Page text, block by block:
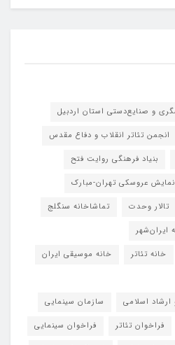
و صنایع‌دستی استان اردبیل
انجمن تئاتر انقلاب و دفاع مقدس
بنیاد فرهنگی روایت فتح
عروسکی تهران-مبارک
تالار وحدت
تماشاخانه سنگلج
ایران‌شهر
خانه تئاتر
خانه موسیقی ایران
اسلامی
سازمان سینمایی
فراخوان تئاتر
فراخوان سینمایی